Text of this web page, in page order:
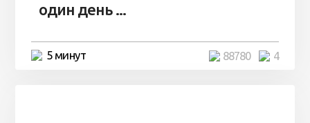
один день ...
5 минут 4
88780